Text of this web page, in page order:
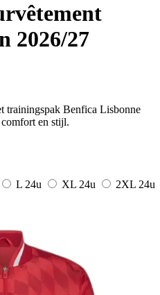
2026/27
trainingspak Benfica Lisbonne
en stijl.
L 24u XL 24u 2XL 24u